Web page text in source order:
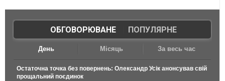
ОБГОВОРЮВАНЕ| ПОПУЛЯРНЕ
День Місяць За весь час
Остаточна точка без повернень: Олександр Усік анонсував свій
прощальний поєдинок